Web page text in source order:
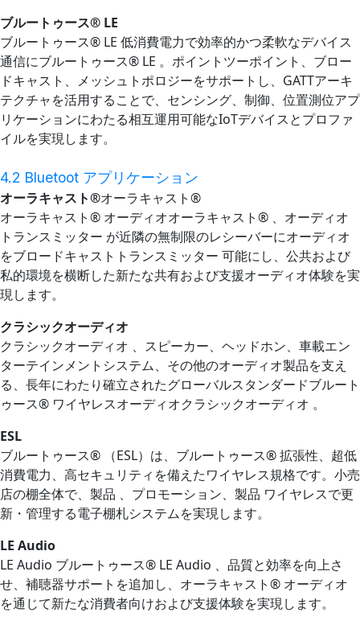
ブルートゥース® LE
ブルートゥース® LE 低消費電力で効率的かつ柔軟なデバイス
通信にブルートゥース® LE 。ポイントツーポイント、ブロー
ドキャスト、メッシュトポロジーをサポートし、GATTアーキ
テクチャを活用することで、センシング、制御、位置測位アプ
リケーションにわたる相互運用可能なIoTデバイスとプロファ
イルを実現します。
4.2 Bluetoot アプリケーション
オーラキャスト®オーラキャスト®
オーラキャスト® オーディオオーラキャスト® 、オーディオ
トランスミッター が近隣の無制限のレシーバーにオーディオ
をブロードキャストトランスミッター 可能にし、公共および
私的環境を横断した新たな共有および支援オーディオ体験を実
現します。
クラシックオーディオ
クラシックオーディオ 、スピーカー、ヘッドホン、車載エン
ターテインメントシステム、その他のオーディオ製品を支え
る、長年にわたり確立されたグローバルスタンダードブルート
ゥース® ワイヤレスオーディオクラシックオーディオ 。
ESL
ブルートゥース® （ESL）は、ブルートゥース® 拡張性、超低
消費電力、高セキュリティを備えたワイヤレス規格です。小売
店の棚全体で、製品 、プロモーション、製品 ワイヤレスで更
新・管理する電子棚札システムを実現します。
LE Audio
LE Audio ブルートゥース® LE Audio 、品質と効率を向上さ
せ、補聴器サポートを追加し、オーラキャスト® オーディオ
を通じて新たな消費者向けおよび支援体験を実現します。